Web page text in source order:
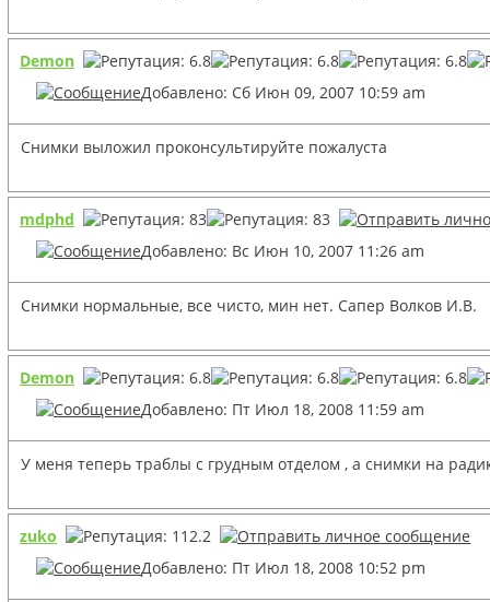
Demon
Добавлено: Сб Июн 09, 2007 10:59 am
Снимки выложил проконсультируйте пожалуста
mdphd
Добавлено: Вс Июн 10, 2007 11:26 am
Снимки нормальные, все чисто, мин нет. Сапер Волков И.В.
Demon
Добавлено: Пт Июл 18, 2008 11:59 am
У меня теперь траблы с грудным отделом , а снимки на
zuko
Добавлено: Пт Июл 18, 2008 10:52 pm